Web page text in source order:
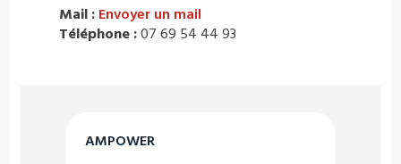
AMPOWER
Mail : Envoyer un mail
Téléphone :07 69 54 44 93